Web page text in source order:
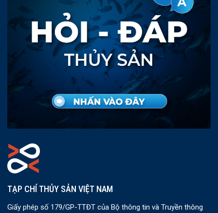
TẠP CHÍ THỦY SẢN VIỆT NAM
Giấy phép số 179/GP-TTĐT của Bộ thông tin và Truyền thông